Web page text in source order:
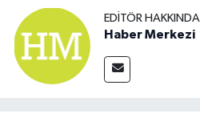
EDITÖR HAKKINDA
Haber Merkezi